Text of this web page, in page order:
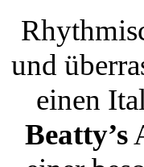
und
einen
Beatty’s